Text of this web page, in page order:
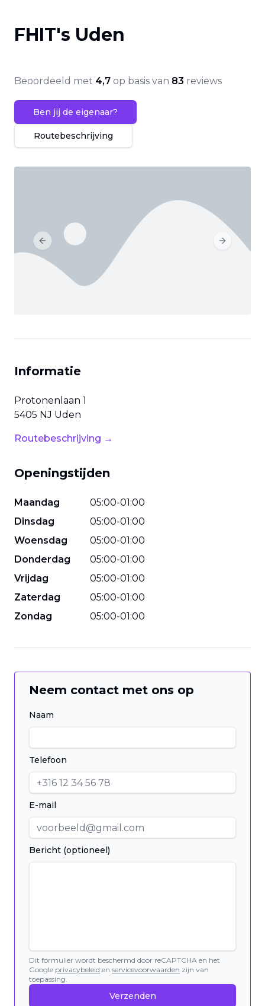
FHIT's Uden
Beoordeeld met 4,7 op basis van 83 reviews
Ben jij de eigenaar?
Routebeschrijving
Previous slide Next slide
Informatie
Protonenlaan 1
5405 NJ Uden
Routebeschrijving →
Openingstijden
Maandag 05:00-01:00
Dinsdag
05:00-01:00
Woensdag
05:00-01:00
Donderdag
05:00-01:00
Vrijdag
05:00-01:00
Zaterdag
05:00-01:00
Zondag
05:00-01:00
Neem contact met ons op
Naam
Telefoon
E-mail
Bericht (optioneel)
Dit formulier wordt beschermd door reCAPTCHA en het
Google privacybeleid en servicevoorwaarden zijn van
toepassing.
Verzenden